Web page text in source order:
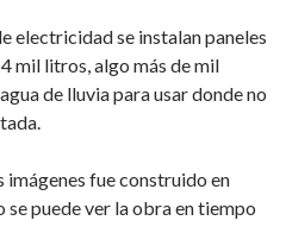
electricidad se instalan paneles
mil litros, algo más de mil
de lluvia para usar donde no
imágenes fue construido en
se puede ver la obra en tiempo